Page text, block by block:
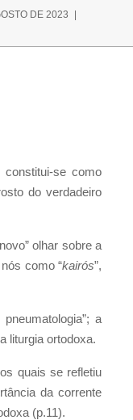
DE 2023
se como
do verdadeiro
olhar sobre a
como “kairós”,
a
liturgia ortodoxa.
quais se refletiu
da corrente
(p.11).